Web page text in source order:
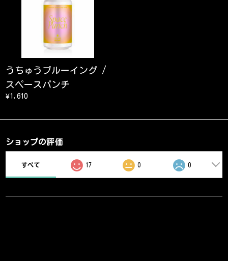
うちゅうブルーイング /
スペースパンチ
¥1,610
ショップの評価
すべて 17 0 0